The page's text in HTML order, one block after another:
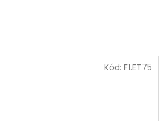
Kód: F1.ET75